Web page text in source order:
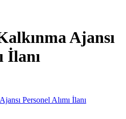
Ajansı
İlanı
Personel Alımı İlanı